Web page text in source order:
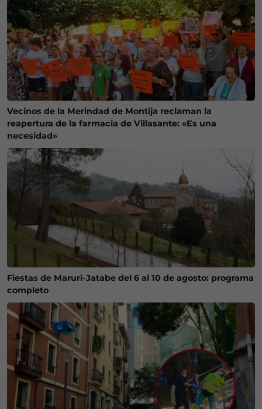
Vecinos de la Merindad de Montija reclaman la
reapertura de la farmacia de Villasante: «Es una
necesidad»
Fiestas de Maruri-Jatabe del 6 al 10 de agosto: programa
completo